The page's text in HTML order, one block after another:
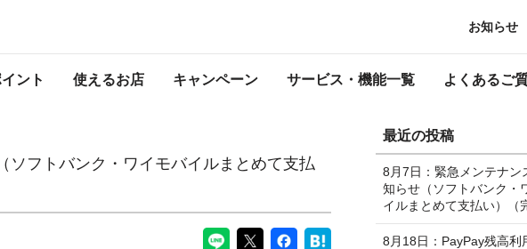
ント 使えるお店 キャンペーン サービス・機能一覧 よくあるご
お知らせ
PayPayからのお知らせ
ソフトバンク・ワイモバイルまとめて支払
最近の投稿
8月7日：緊急メンテナン
知らせ（ソフトバンク・
イルまとめて支払い）（
8月18日：PayPay残高利